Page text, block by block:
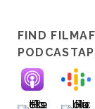
FIND